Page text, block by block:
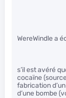
WereWindle a
s’il est avéré
cocaïne
fabrication
d’une bombe